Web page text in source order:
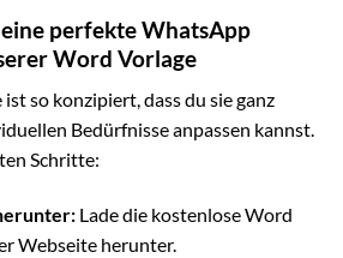
perfekte WhatsApp
Word Vorlage
so konzipiert, dass du sie ganz
Bedürfnisse anpassen kannst.
Schritte:
Lade die kostenlose Word
Webseite herunter.